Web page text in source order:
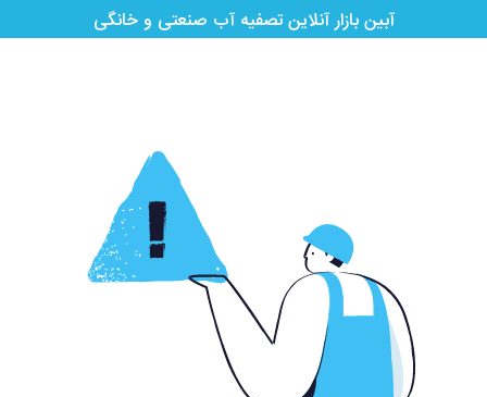
آبین بازار آنلاین تصفیه آب صنعتی و خانگی